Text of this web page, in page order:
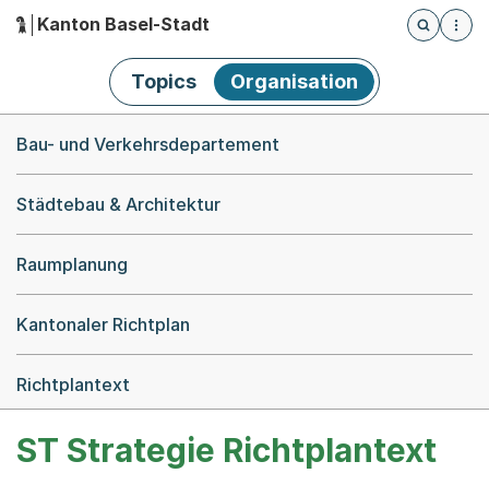
Hauptnavigation
Kanton Basel-Stadt
Öffnet
Topics Organisation
Bau- und Verkehrsdepartement
Städtebau & Architektur
Raumplanung
Kantonaler Richtplan
Richtplantext
ST Strategie Richtplantext